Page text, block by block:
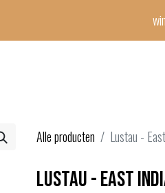
Alle producten Lustau -
Lustau - East